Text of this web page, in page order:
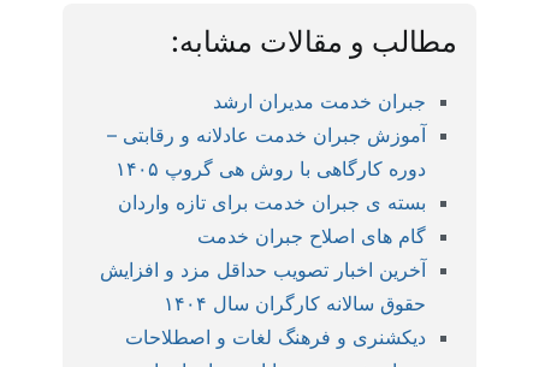
مطالب و مقالات مشابه:
جبران خدمت مدیران ارشد
آموزش جبران خدمت عادلانه و رقابتی –
دوره کارگاهی با روش هی گروپ ۱۴۰۵
بسته ی جبران خدمت برای تازه واردان
گام های اصلاح جبران خدمت
آخرین اخبار تصویب حداقل مزد و افزایش
حقوق سالانه کارگران سال ۱۴۰۴
دیکشنری و فرهنگ لغات و اصطلاحات